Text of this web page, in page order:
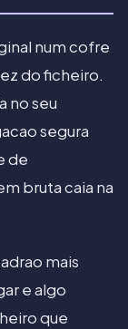
num cofre
do ficheiro.
no seu
segura
de
bruta caia na
mais
e algo
que